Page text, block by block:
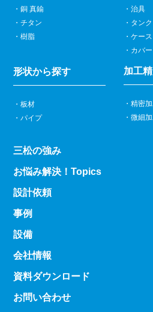
銅 真鍮
チタン
樹脂
形状から探す
板材
パイプ
治具
タンク
ケース
カバー
加工
精密
微細
三松の強み
お悩み解決！Topics
設計依頼
事例
設備
会社情報
資料ダウンロード
お問い合わせ